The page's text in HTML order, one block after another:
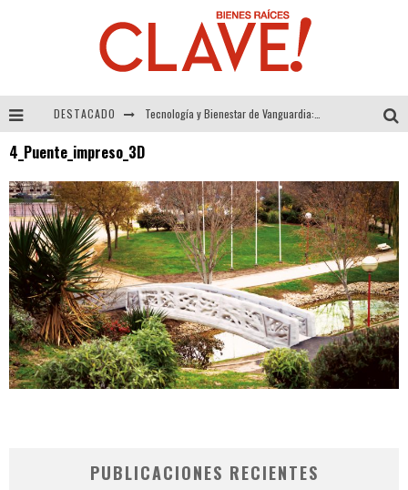
DESTACADO
Alexandra Bedoya – La Constancia detrás de La Paletería
El Despertar de la Calidez: Acabados Dorados de FV para Elevar tu Espacio
4_Puente_impreso_3D
PUBLICACIONES RECIENTES